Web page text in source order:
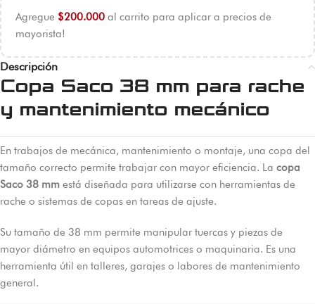
Agregue $200.000 al carrito para aplicar a precios de
mayorista!
Descripción
Copa Saco 38 mm para rache
y mantenimiento mecánico
En trabajos de mecánica, mantenimiento o montaje, una copa del
tamaño correcto permite trabajar con mayor eficiencia. La copa
Saco 38 mm está diseñada para utilizarse con herramientas de
rache o sistemas de copas en tareas de ajuste.
Su tamaño de 38 mm permite manipular tuercas y piezas de
mayor diámetro en equipos automotrices o maquinaria. Es una
herramienta útil en talleres, garajes o labores de mantenimiento
general.